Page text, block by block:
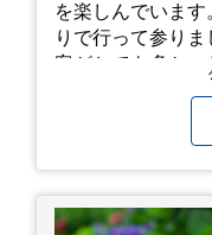
を楽しんでいます。 先日、小４三男と鎌倉に
りで行って参り
客がとても多か
器を購入⇒お昼
へ。 江ノ島は時間切れで
イは白にフチが
中１次男が小学
お昼を食べてお